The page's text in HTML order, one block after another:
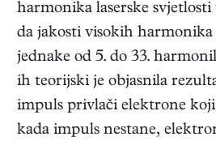
harmonika laserske
da jakosti visokih harmonika
jednake od 5. do 33.
ih teorijski je objasnila
impuls privlači elektrone
kada impuls nestane,